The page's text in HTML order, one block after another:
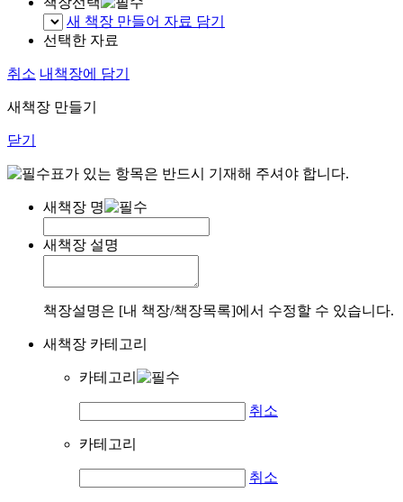
새 책장 만들어 자료 담기
선택한 자료
취소 내책장에 담기
새책장 만들기
닫기
표가 있는 항목은 반드시 기재해 주셔야 합니다.
새책장 명
새책장 설명
책장설명은 [내 책장/책장목록]에서 수정할 수 있습니다.
새책장 카테고리
카테고리
취소
카테고리
취소